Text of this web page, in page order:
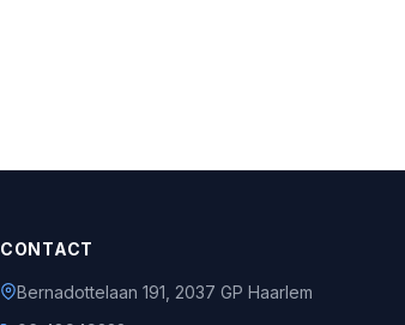
CONTACT
Bernadottelaan 191, 2037 GP Haarlem